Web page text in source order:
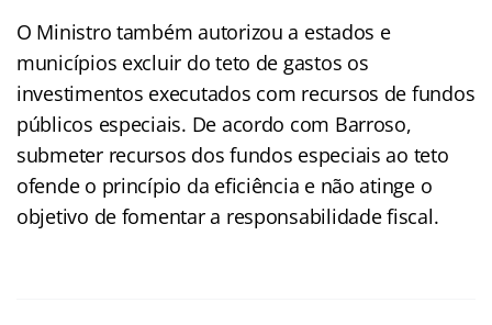
O Ministro também autorizou a estados e
municípios excluir do teto de gastos os
investimentos executados com recursos de fundos
públicos especiais. De acordo com Barroso,
submeter recursos dos fundos especiais ao teto
ofende o princípio da eficiência e não atinge o
objetivo de fomentar a responsabilidade fiscal.